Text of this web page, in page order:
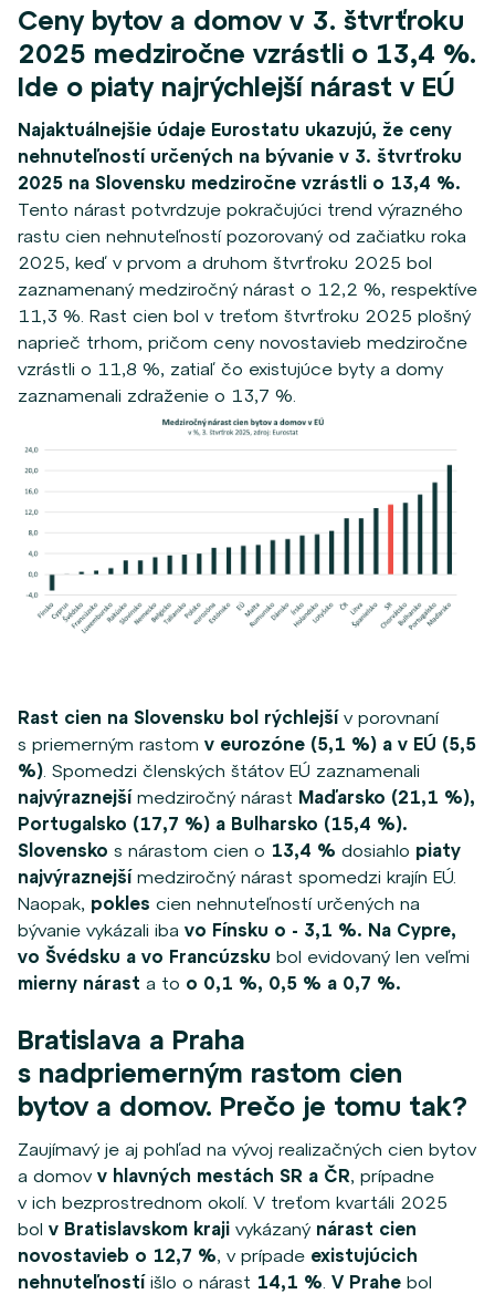
Ceny bytov a domov v 3. štvrťroku
2025 medziročne vzrástli o 13,4 %.
Ide o piaty najrýchlejší nárast v EÚ
Najaktuálnejšie údaje Eurostatu ukazujú, že ceny
nehnuteľností určených na bývanie v 3. štvrťroku
2025 na Slovensku medziročne vzrástli o 13,4 %.
Tento nárast potvrdzuje pokračujúci trend výrazného
rastu cien nehnuteľností pozorovaný od začiatku roka
2025, keď v prvom a druhom štvrťroku 2025 bol
zaznamenaný medziročný nárast o 12,2 %, respektíve
11,3 %. Rast cien bol v treťom štvrťroku 2025 plošný
naprieč trhom, pričom ceny novostavieb medziročne
vzrástli o 11,8 %, zatiaľ čo existujúce byty a domy
zaznamenali zdraženie o 13,7 %.
Rast cien na Slovensku bol rýchlejšív porovnaní
s priemerným rastom v eurozóne (5,1 %) a v EÚ (5,5
%) . Spomedzi členských štátov EÚ zaznamenali
najvýraznejšímedziročný nárast Maďarsko (21,1 %),
Portugalsko (17,7 %) a Bulharsko (15,4 %).
Slovensko s nárastom cien o 13,4 % dosiahlo piaty
najvýraznejší medziročný nárast spomedzi krajín EÚ.
Naopak, pokles cien nehnuteľností určených na
bývanie vykázali iba vo Fínsku o - 3,1 %. Na Cypre,
vo Švédsku a vo Francúzsku bol evidovaný len veľmi
mierny nárast a to o 0,1 %, 0,5 % a 0,7 %.
Bratislava a Praha
s nadpriemerným rastom cien
bytov a domov. Prečo je tomu tak?
Zaujímavý je aj pohľad na vývoj realizačných cien bytov
a domov v hlavných mestách SR a ČR, prípadne
v ich bezprostrednom okolí. V treťom kvartáli 2025
bol v Bratislavskom kraji vykázaný nárast cien
novostavieb o 12,7 %, v prípade existujúcich
nehnuteľnostíišlo o nárast 14,1 % V Prahe bol